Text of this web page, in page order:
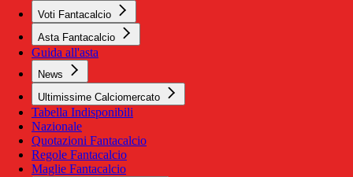
Voti Fantacalcio
Asta Fantacalcio
Guida all'asta
News
Ultimissime Calciomercato
Tabella Indisponibili
Nazionale
Quotazioni Fantacalcio
Regole Fantacalcio
Maglie Fantacalcio